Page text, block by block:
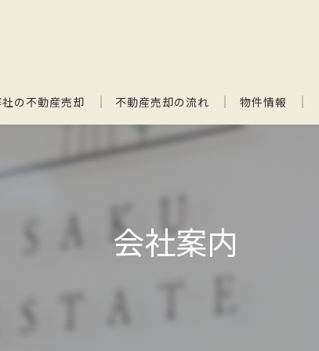
の不動産売却 不動産売却の流れ 物件情報
会社案内